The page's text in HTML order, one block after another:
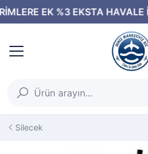
Silecek